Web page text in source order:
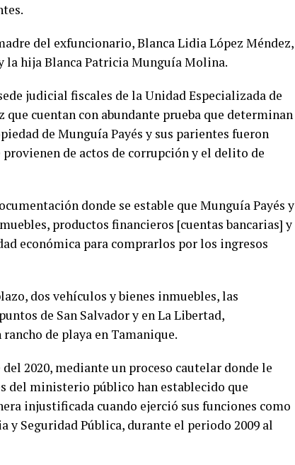
del exfuncionario, Blanca Lidia López Méndez,
la hija Blanca Patricia Munguía Molina.
judicial fiscales de la Unidad Especializada de
cuentan con abundante prueba que determinan
de Munguía Payés y sus parientes fueron
de actos de corrupción y el delito de
donde se estable que Munguía Payés y
productos financieros [cuentas bancarias] y
económica para comprarlos por los ingresos
dos vehículos y bienes inmuebles, las
de San Salvador y en La Libertad,
de playa en Tamanique.
2020, mediante un proceso cautelar donde le
del ministerio público han establecido que
injustificada cuando ejerció sus funciones como
Seguridad Pública, durante el periodo 2009 al